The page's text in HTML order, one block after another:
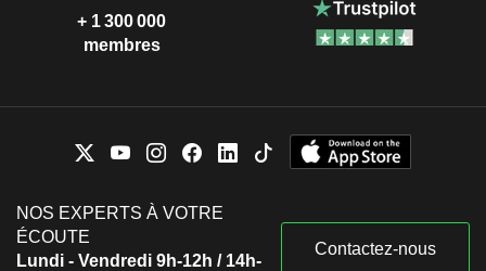
+ 1 300 000
membres
NOS EXPERTS À VOTRE
ÉCOUTE
Lundi - Vendredi 9h-12h / 14h-
Contactez-nous